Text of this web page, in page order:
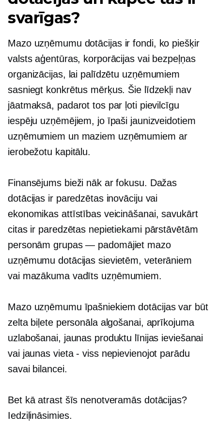
svarīgas?
Mazo uzņēmumu dotācijas ir fondi, ko piešķir
valsts aģentūras, korporācijas vai bezpeļņas
organizācijas, lai palīdzētu uzņēmumiem
sasniegt konkrētus mērķus. Šie līdzekļi nav
jāatmaksā, padarot tos par ļoti pievilcīgu
iespēju uzņēmējiem, jo ​​īpaši jaunizveidotiem
uzņēmumiem un maziem uzņēmumiem ar
ierobežotu kapitālu.
Finansējums bieži nāk ar fokusu. Dažas
dotācijas ir paredzētas inovāciju vai
ekonomikas attīstības veicināšanai, savukārt
citas ir paredzētas nepietiekami pārstāvētām
personāmgrupas — padomājiet mazo
uzņēmumu dotācijas sievietēm, veterāniem
vai mazākuma vadīts uzņēmumiem.
Mazo uzņēmumu īpašniekiem dotācijas var būt
zelta biļete personāla algošanai, aprīkojuma
uzlabošanai, jaunas produktu līnijas ieviešanai
vai jaunas vieta - vissnepievienojot parādu
savai bilancei.
Bet kā atrast šīs nenotveramās dotācijas?
Iedziļināsimies.